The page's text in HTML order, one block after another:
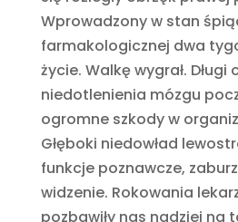
Wprowadzony w stan
farmakologicznej dwa
życie. Walkę wygrał. Długi
niedotlenienia mózgu
ogromne szkody w
Głęboki niedowład
funkcje poznawcze,
widzenie. Rokowania
pozbawiły nas nadziei na